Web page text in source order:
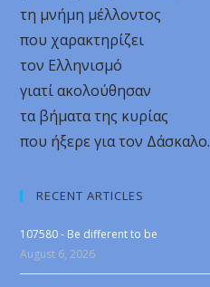
τη μνήμη μέλλοντος
που χαρακτηρίζει
τον Ελληνισμό
γιατί ακολούθησαν
τα βήματα της κυρίας
που ήξερε για τον Δάσκαλο.
RECENT ARTICLES
107580 - Be different to be
August 6, 2026